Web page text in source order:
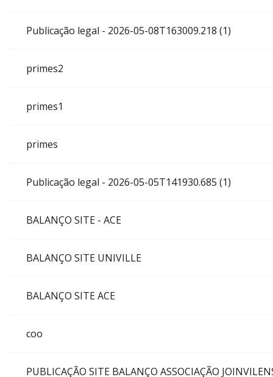
Publicação legal - 2026-05-08T163009.218 (1)
primes2
primes1
primes
Publicação legal - 2026-05-05T141930.685 (1)
BALANÇO SITE - ACE
BALANÇO SITE UNIVILLE
BALANÇO SITE ACE
coo
PUBLICAÇÃO SITE BALANÇO ASSOCIAÇÃO